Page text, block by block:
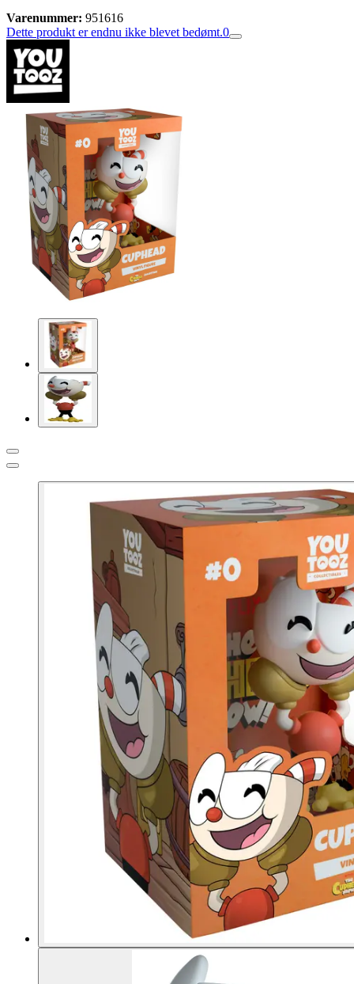
Varenummer: 951616
Dette produkt er endnu ikke blevet bedømt.0